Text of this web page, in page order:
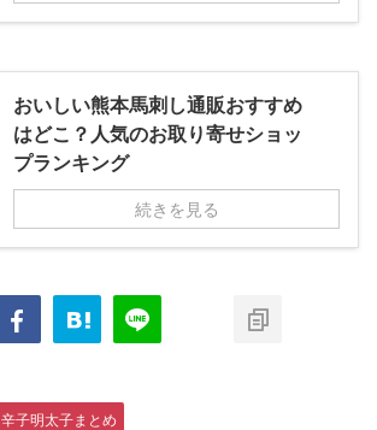
おいしい熊本馬刺し通販おすすめ
はどこ？人気のお取り寄せショッ
プランキング
続きを見る
辛子明太子まとめ